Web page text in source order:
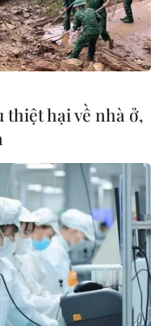
nhậm chức Joe Biden,
đẩy quan hệ hợp tác
thiệt hại về nhà ở,